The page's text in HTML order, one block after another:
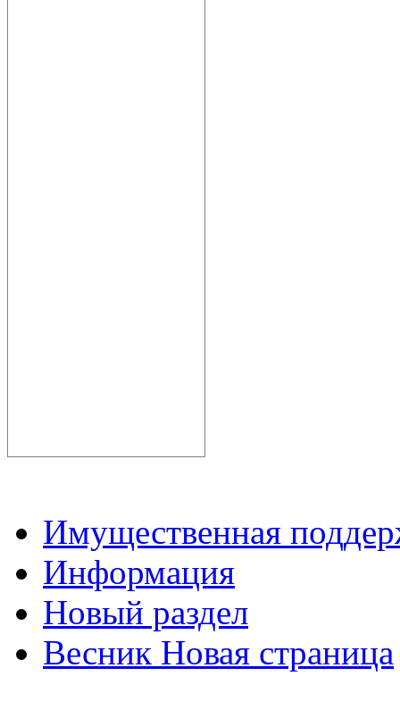
Имущественная
Информация
Новый раздел
Весник Новая страница